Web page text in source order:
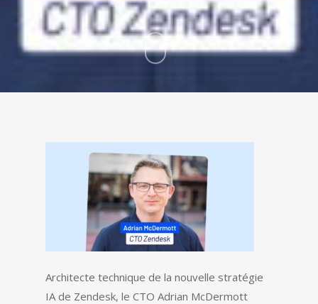
Architecte technique de la nouvelle stratégie
IA de Zendesk, le CTO Adrian McDermott